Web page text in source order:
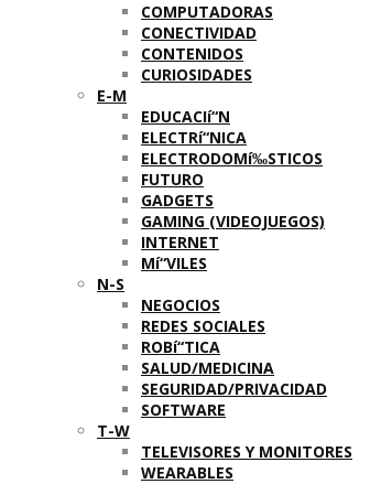
COMPUTADORAS
CONECTIVIDAD
CONTENIDOS
CURIOSIDADES
E-M
EDUCACIí“N
ELECTRí“NICA
ELECTRODOMí‰STICOS
FUTURO
GADGETS
GAMING (VIDEOJUEGOS)
INTERNET
Mí“VILES
N-S
NEGOCIOS
REDES SOCIALES
ROBí“TICA
SALUD/MEDICINA
SEGURIDAD/PRIVACIDAD
SOFTWARE
T-W
TELEVISORES Y MONITORES
WEARABLES